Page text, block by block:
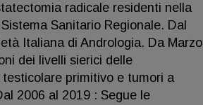
radicale residenti nella
Sanitario Regionale. Dal
Italiana di Andrologia. Da Marzo
dei livelli sierici delle
primitivo e tumori a
2006 al 2019 : Segue le